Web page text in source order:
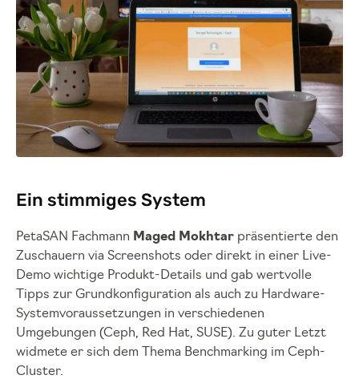
Ein stimmiges System
PetaSAN Fachmann Maged Mokhtar präsentierte den
Zuschauern via Screenshots oder direkt in einer Live-
Demo wichtige Produkt-Details und gab wertvolle
Tipps zur Grundkonfiguration als auch zu Hardware-
Systemvoraussetzungen in verschiedenen
Umgebungen (Ceph, Red Hat, SUSE). Zu guter Letzt
widmete er sich dem Thema Benchmarking im Ceph-
Cluster.